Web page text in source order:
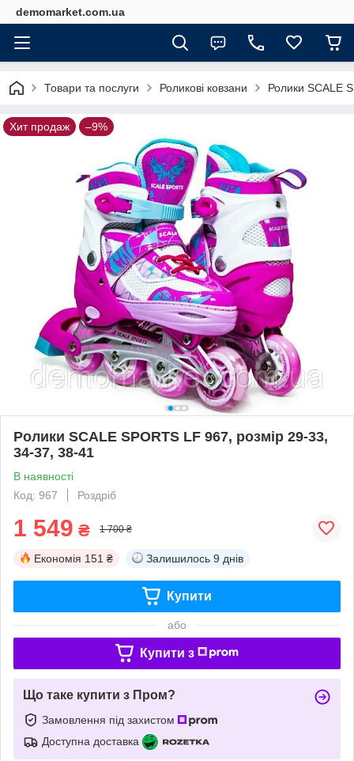
demomarket.com.ua
Товари та послуги Роликові ковзани Ролики SCALE
Хит продаж –9%
Ролики SCALE SPORTS LF 967, розмір 29-33,
34-37, 38-41
В наявності
Код: 967
Роздріб
1 549 ₴ 1 700 ₴
Економія 151 ₴ Залишилось 9 днів
Купити
або
Купити з
Що таке купити з Пром?
Замовлення під захистом
Доступна доставка